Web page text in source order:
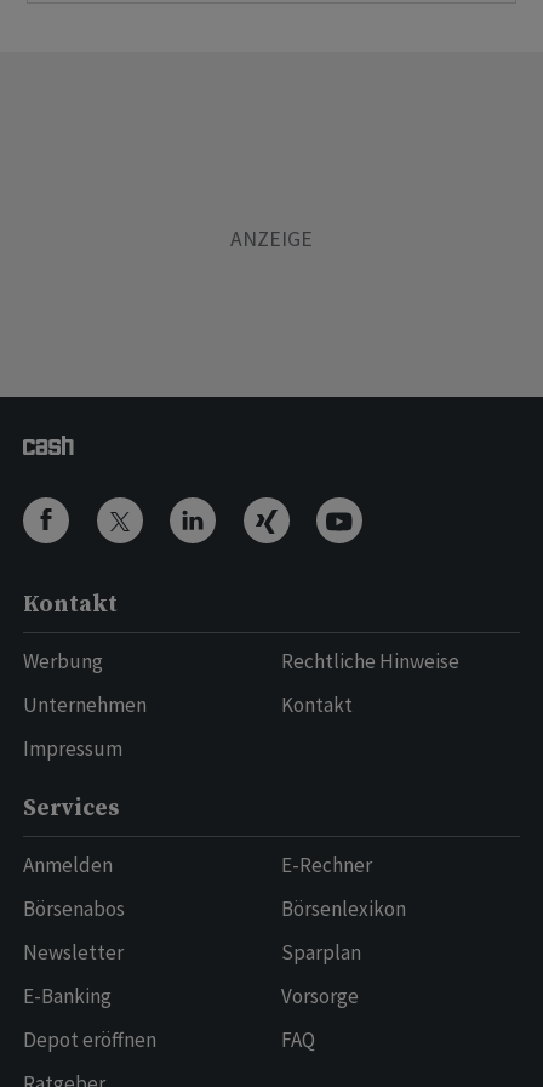
Kontakt
Werbung
Unternehmen
Impressum
Rechtliche Hinweise
Kontakt
Services
Anmelden
Börsenabos
Newsletter
E-Banking
Depot eröffnen
E-Rechner
Börsenlexikon
Sparplan
Vorsorge
FAQ